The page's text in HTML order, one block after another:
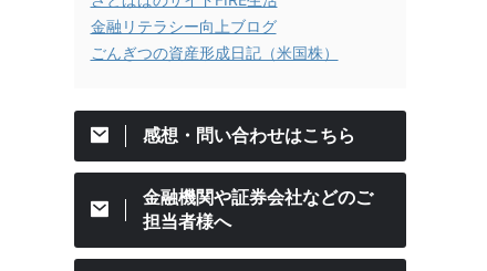
金融リテラシー向上ブログ
ごんぎつの資産形成日記（米国株）
感想・問い合わせはこちら
金融機関や証券会社などのご
担当者様へ